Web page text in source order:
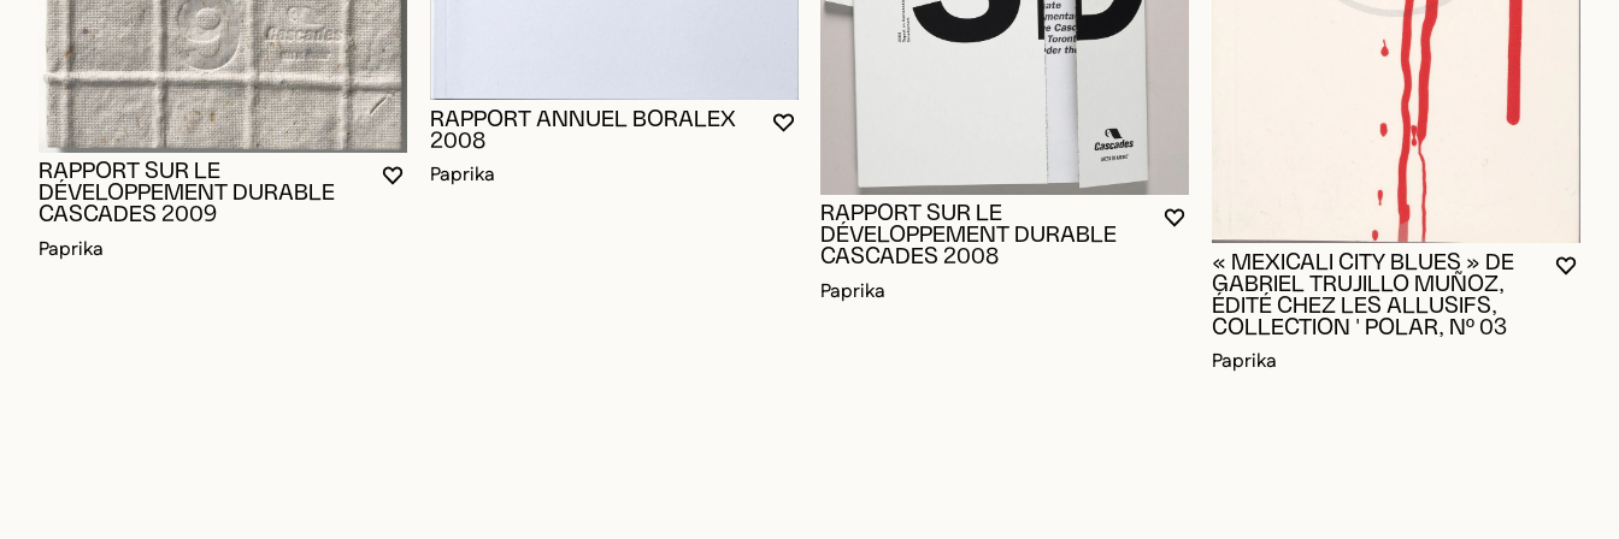
VOUS DEVEZ ÊTRE CONNECTÉ POUR AJOUTER AUX FAVORIS
FERMER LA MODALE
OUVRIR LA MODALE
RAPPORT SUR LE
DÉVELOPPEMENT DURABLE
CASCADES 2009
Paprika
VOUS DEVEZ ÊTRE CONNECTÉ POUR AJOUTER AUX FAVORIS
FERMER LA MODALE
OUVRIR LA MODALE
RAPPORT ANNUEL BORALEX
2008
Paprika
VOUS DEVEZ ÊTRE CONNECTÉ POUR AJOUTER
FERMER LA MODALE
OUVRIR LA MODALE
RAPPORT SUR LE
DÉVELOPPEMENT DURABLE
CASCADES 2008
Paprika
« MEXICALI CITY BLUES » DE
GABRIEL TRUJILLO MUÑOZ,
ÉDITÉ CHEZ LES ALLUSIFS,
COLLECTION ' POLAR, Nº 03
Paprika